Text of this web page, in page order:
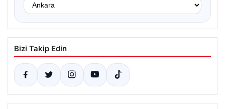
Bizi Takip Edin